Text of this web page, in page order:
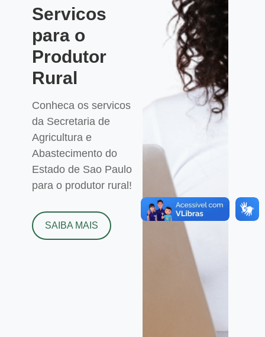
Servicos
para o
Produtor
Rural
Conheca os servicos
da Secretaria de
Agricultura e
Abastecimento do
Estado de Sao Paulo
para o produtor rural!
SAIBA MAIS